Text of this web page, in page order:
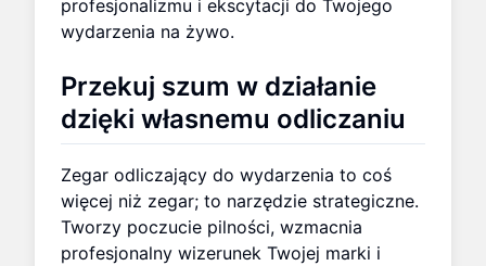
profesjonalizmu i ekscytacji do Twojego
wydarzenia na żywo.
Przekuj szum w działanie
dzięki własnemu odliczaniu
Zegar odliczający do wydarzenia to coś
więcej niż zegar; to narzędzie strategiczne.
Tworzy poczucie pilności, wzmacnia
profesjonalny wizerunek Twojej marki i